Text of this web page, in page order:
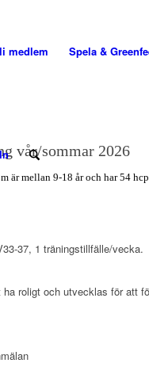
medlem Spela &
vår/sommar 2026
är mellan 9-18 år och har 54
37, 1 träningstillfälle/vecka.
roligt och utvecklas för att